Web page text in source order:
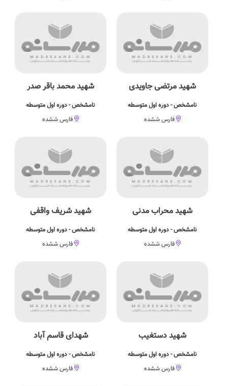
شهید مرتضی جاویدی
نامشخص - دوره اول متوسطه
فارس ششده
شهید محمد باقر صدر
نامشخص - دوره اول متوسطه
فارس ششده
شهید محراب مدنی
نامشخص - دوره اول متوسطه
فارس ششده
شهید شریف واقفی
نامشخص - دوره اول متوسطه
فارس ششده
شهید دستغیب
نامشخص - دوره اول متوسطه
فارس ششده
شهدای قاسم آباد
نامشخص - دوره اول متوسطه
فارس ششده